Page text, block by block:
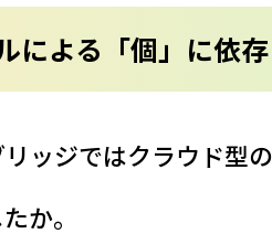
による「個」に依
ッジではクラウド型
か。